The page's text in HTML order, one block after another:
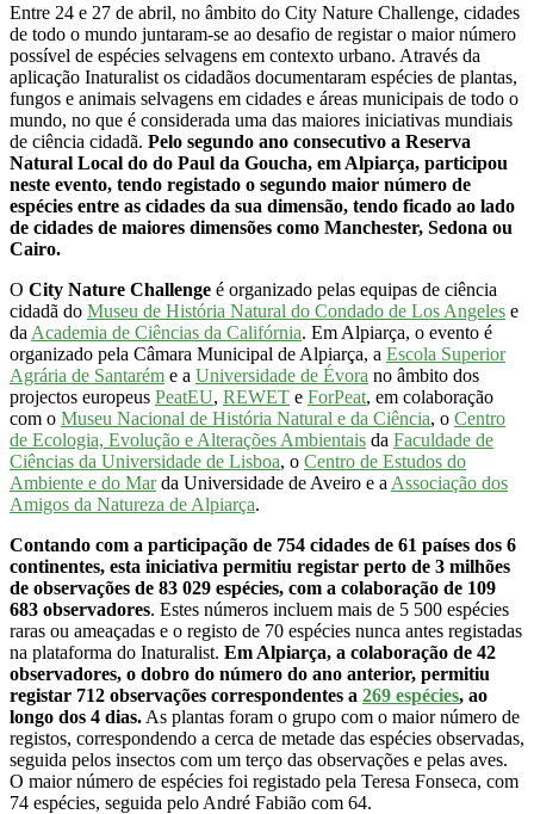
Entre 24 e 27 de abril, no âmbito do City Nature Challenge, cidades
de todo o mundo juntaram-se ao desafio de registar o maior número
possível de espécies selvagens em contexto urbano. Através da
aplicação Inaturalist os cidadãos documentaram espécies de plantas,
fungos e animais selvagens em cidades e áreas municipais de todo o
mundo, no que é considerada uma das maiores iniciativas mundiais
de ciência cidadã. Pelo segundo ano consecutivo a Reserva
Natural Local do do Paul da Goucha, em Alpiarça, participou
neste evento, tendo registado o segundo maior número de
espécies entre as cidades da sua dimensão, tendo ficado ao lado
de cidades de maiores dimensões como Manchester, Sedona ou
Cairo.
O City Nature Challenge é organizado pelas equipas de ciência
cidadã do Museu de História Natural do Condado de Los Angeles e
da Academia de Ciências da Califórnia. Em Alpiarça, o evento é
organizado pela Câmara Municipal de Alpiarça, a Escola Superior
Agrária de Santarém e a Universidade de Évora no âmbito dos
projectos europeus PeatEU, REWET e ForPeat, em colaboração
com o Museu Nacional de História Natural e da Ciência, o Centro
de Ecologia, Evolução e Alterações Ambientais da Faculdade de
Ciências da Universidade de Lisboa, o Centro de Estudos do
Ambiente e do Marda Universidade de Aveiro e a Associação dos
Amigos da Natureza de Alpiarça.
Contando com a participação de 754 cidades de 61 países dos 6
continentes, esta iniciativa permitiu registar perto de 3 milhões
de observações de 83 029 espécies, com a colaboração de 109
683 observadores. Estes números incluem mais de 5 500 espécies
raras ou ameaçadas e o registo de 70 espécies nunca antes registadas
na plataforma do Inaturalist. Em Alpiarça, a colaboração de 42
observadores, o dobro do número do ano anterior, permitiu
registar 712 observações correspondentes a 269 espécies, ao
longo dos 4 dias. As plantas foram o grupo com o maior número de
registos, correspondendo a cerca de metade das espécies observadas,
seguida pelos insectos com um terço das observações e pelas aves.
O maior número de espécies foi registado pela Teresa Fonseca, com
74 espécies, seguida pelo André Fabião com 64.